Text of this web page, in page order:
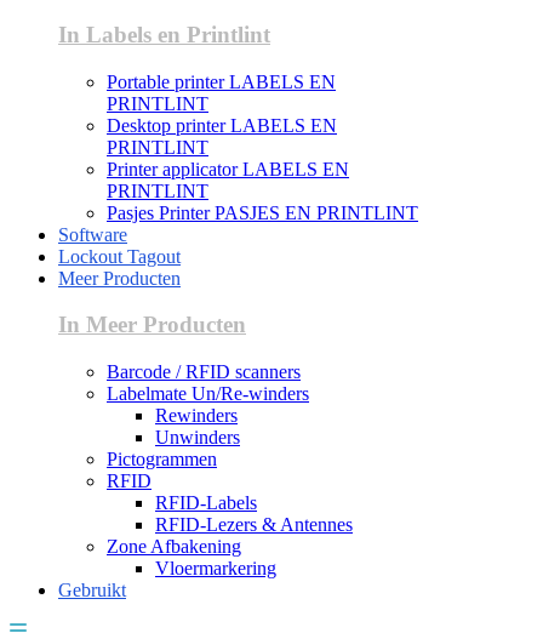
In Labels en Printlint
Portable printer LABELS EN
PRINTLINT
Desktop printer LABELS EN
PRINTLINT
Printer applicator LABELS EN
PRINTLINT
Pasjes Printer PASJES EN PRINTLINT
Software
Lockout Tagout
Meer Producten
In Meer Producten
Barcode / RFID scanners
Labelmate Un/Re-winders
Rewinders
Unwinders
Pictogrammen
RFID
RFID-Labels
RFID-Lezers & Antennes
Zone Afbakening
Vloermarkering
Gebruikt